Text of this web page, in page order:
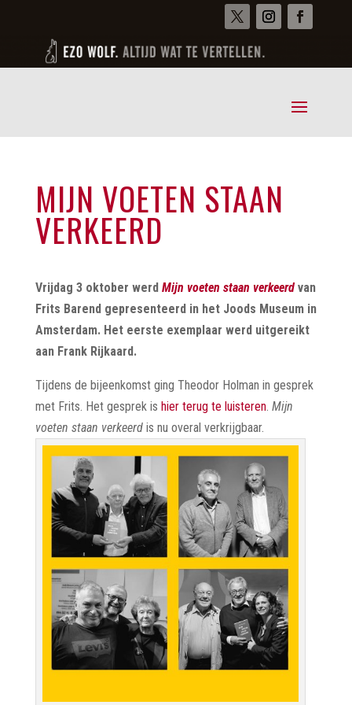
MIJN VOETEN STAAN
VERKEERD
Vrijdag 3 oktober werd Mijn voeten staan verkeerdvan
Frits Barend gepresenteerd in het Joods Museum in
Amsterdam. Het eerste exemplaar werd uitgereikt
aan Frank Rijkaard.
Tijdens de bijeenkomst ging Theodor Holman in gesprek
met Frits. Het gesprek is hier terug te luisteren. Mijn
voeten staan verkeerdis nu overal verkrijgbaar.